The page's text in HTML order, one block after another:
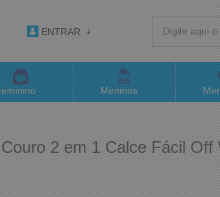
ENTRAR
Meninos
2 em 1 Calce Fácil Off